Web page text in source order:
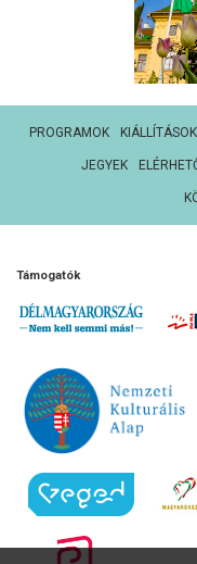
PROGRAMOK KIÁLLÍTÁSOK
JEGYEK
Támogatók